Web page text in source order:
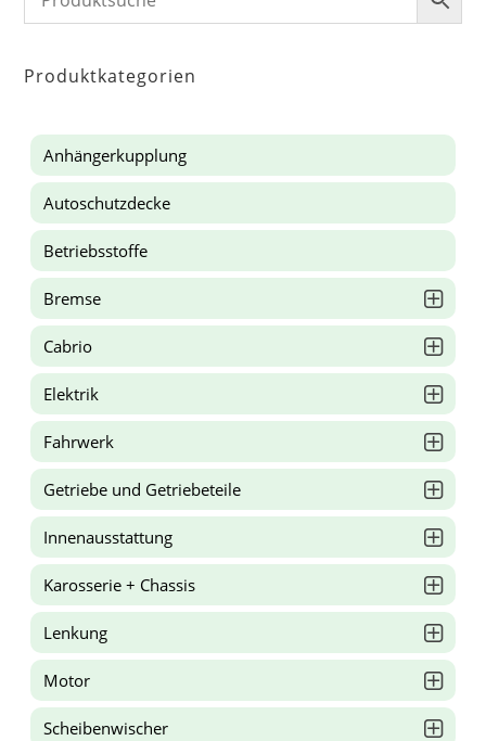
Produktkategorien
Anhängerkupplung
Autoschutzdecke
Betriebsstoffe
Bremse
Cabrio
Elektrik
Fahrwerk
Getriebe und Getriebeteile
Innenausstattung
Karosserie + Chassis
Lenkung
Motor
Scheibenwischer